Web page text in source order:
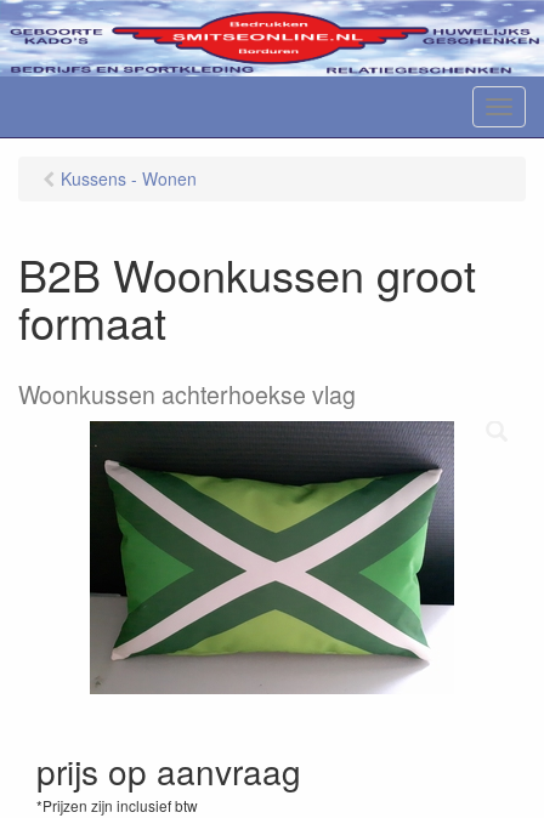
M
e
Kussens - Wonen
B2B Woonkussen groot
formaat
Woonkussen achterhoekse vlag
prijs op aanvraag
*Prijzen zijn inclusief btw